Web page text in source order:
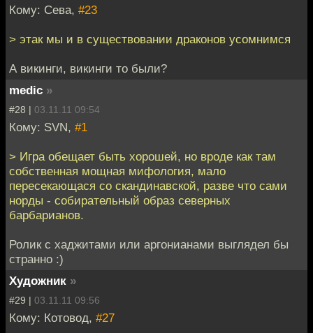
Кому: Сева, #23
> этак мы и в существовании драконов усомнимся
А викинги, викинги то были?
medic »
#28 | 03.11.11 09:54
Кому: SVN, #1
> Игра обещает быть хорошей, но вроде как там
собственная мощная мифология, мало
пересекающася со скандинавской, разве что сами
норды - собирательный образ северных
барбарианов.
Ролик с хаджитами или аргонианами выглядел бы
странно :)
Художник »
#29 | 03.11.11 09:56
Кому: Котовод, #27